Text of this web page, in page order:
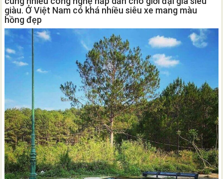
giàu. Ở Việt Nam có khá nhiều siêu xe mang màu
hồng đẹp